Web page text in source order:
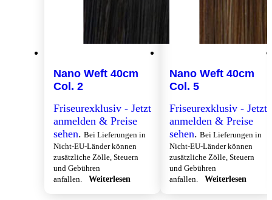
Nano Weft 40cm
Col. 2
Friseurexklusiv - Jetzt
anmelden & Preise
sehen. Bei Lieferungen in
Nicht-EU-Länder können
zusätzliche Zölle, Steuern
und Gebühren
anfallen.
Weiterlesen
Nano Weft 40cm
Col. 5
Friseurexklusiv - Jetzt
anmelden & Preise
sehen. Bei Lieferungen in
Nicht-EU-Länder können
zusätzliche Zölle, Steuern
und Gebühren
anfallen.
Weiterlesen